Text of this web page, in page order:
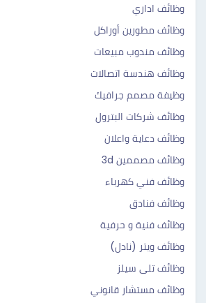
وظائف اداري
وظائف مطورين أوراكل
وظائف مندوب مبيعات
وظائف هندسة اتصالات
وظيفة مصمم جرافيك
وظائف شركات البترول
وظائف دعاية واعلان
وظائف مصممين 3d
وظائف فني كهرباء
وظائف فنادق
وظائف فنية و حرفية
وظائف ويتر (نادل)
وظائف تلى سيلز
وظائف مستشار قانوني